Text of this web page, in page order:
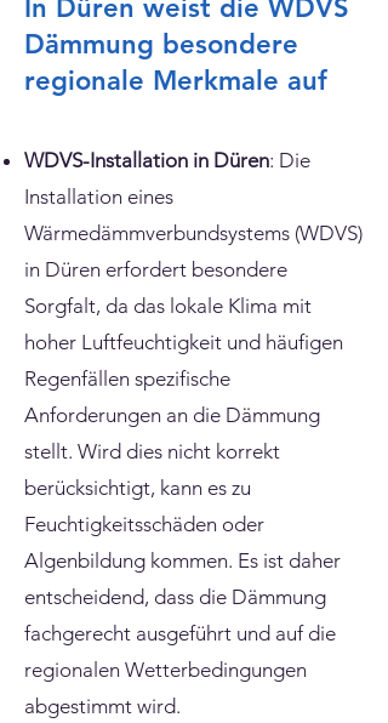
In Düren weist die WDVS
Dämmung besondere
regionale Merkmale auf
WDVS-Installation in Düren: Die
Installation eines
Wärmedämmverbundsystems (WDVS)
in Düren erfordert besondere
Sorgfalt, da das lokale Klima mit
hoher Luftfeuchtigkeit und häufigen
Regenfällen spezifische
Anforderungen an die Dämmung
stellt. Wird dies nicht korrekt
berücksichtigt, kann es zu
Feuchtigkeitsschäden oder
Algenbildung kommen. Es ist daher
entscheidend, dass die Dämmung
fachgerecht ausgeführt und auf die
regionalen Wetterbedingungen
abgestimmt wird.